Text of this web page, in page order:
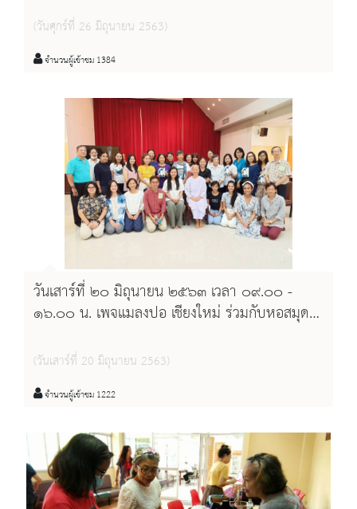
แผ่นดิน"
(วันศุกร์ที่ 26 มิถุนายน 2563)
จำนวนผู้เข้าชม 1384
วันเสาร์ที่ ๒๐ มิถุนายน ๒๕๖๓ เวลา ๐๙.๐๐ -
๑๖.๐๐ น. เพจแมลงปอ เชียงใหม่ ร่วมกับหอสมุด
เชียงใหม่ และเพจห้องยกใจ ร่วมจัดงาน Talk เปิด
ปัญญา และ workshop "ค้นหารักแท้.... ด้วยใจตื่น
รู้ภายใน"
(วันเสาร์ที่ 20 มิถุนายน 2563)
จำนวนผู้เข้าชม 1222